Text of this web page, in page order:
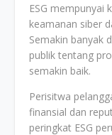
ESG mempunyai
keamanan siber
Semakin banyak
publik tentang
semakin baik.
Perisitwa
finansial dan
peringkat ESG